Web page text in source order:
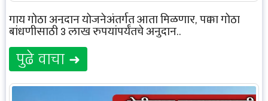
गाय गोठा अनुदान योजनेअंतर्गत आता मिळणार, पक्का गोठा
बांधणीसाठी 3 लाख रुपयांपर्यंतचे अनुदान..
पुढे वाचा ➜